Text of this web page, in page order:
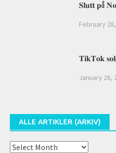
𝐒𝐥𝐮𝐭𝐭 𝐩å
February
𝐓𝐢𝐤𝐓𝐨𝐤
January 28,
ALLE ARTIKLER (ARKIV)
Alle